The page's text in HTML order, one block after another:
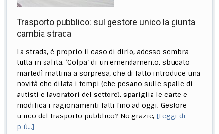
Trasporto pubblico: sul gestore unico la giunta
cambia strada
La strada, è proprio il caso di dirlo, adesso sembra
tutta in salita. ‘Colpa’ di un emendamento, sbucato
martedì mattina a sorpresa, che di fatto introduce una
novità che dilata i tempi (che pesano sulle spalle di
autisti e lavoratori del settore), spariglia le carte e
modifica i ragionamenti fatti fino ad oggi. Gestore
unico del trasporto pubblico? No grazie, [Leggi di
più…]